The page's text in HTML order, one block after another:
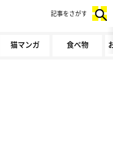
猫マンガ 食べ物
記事をさがす